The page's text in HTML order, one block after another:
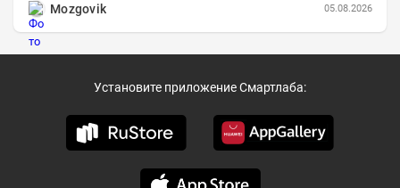
Mozgovik
05.08.2026
Установите приложение Смартлаба: